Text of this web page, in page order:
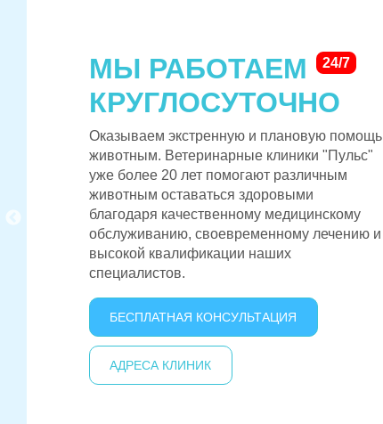
МЫ РАБОТАЕМ 24/7
КРУГЛОСУТОЧНО
Оказываем экстренную и плановую помощь
животным. Ветеринарные клиники "Пульс"
уже более 20 лет помогают различным
животным оставаться здоровыми
благодаря качественному медицинскому
обслуживанию, своевременному лечению и
высокой квалификации наших
специалистов.
БЕСПЛАТНАЯ КОНСУЛЬТАЦИЯ
АДРЕСА КЛИНИК